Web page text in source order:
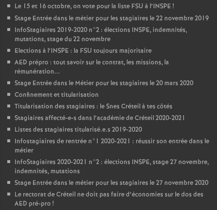
Le 15 et 16 octobre, on vote pour la liste FSU à l’INSPE !
Stage Entrée dans le métier pour les stagiaires le 22 novembre 2019
InfoStagiaires 2019-2020 n°2 : élections INSPE, indemnités,
mutations, stage du 22 novembre
Elections à l’INSPE : la FSU toujours majoritaire
AED prépro : tout savoir sur le contrat, les missions, la
rémunération...
Stage Entrée dans le Métier pour les stagiaires le 20 mars 2020
Confinement et titularisation
Titularisation des stagiaires : le Snes Créteil à tes côtés
Stagiaires affecté-e-s dans l’académie de Créteil 2020-2021
Listes des stagiaires titularisé.e.s 2019-2020
Infostagiaires de rentrée n°1 2020-2021 : réussir son entrée dans le
métier
InfoStagiaires 2020-2021 n°2 : élections INSPE, stage 27 novembre,
indemnités, mutations
Stage Entrée dans le métier pour les stagiaires le 27 novembre 2020
Le rectorat de Créteil ne doit pas faire d’économies sur le dos des
AED pré-pro !